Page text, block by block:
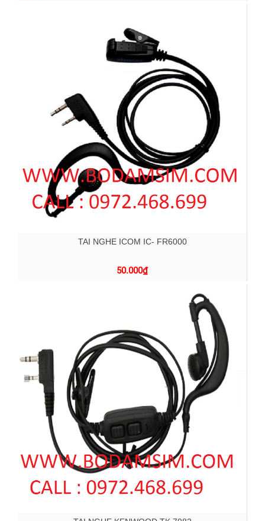
TAI NGHE ICOM IC- FR6000
50.000₫